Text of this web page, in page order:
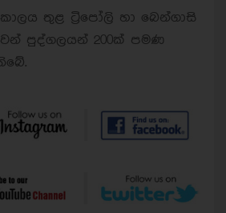
තුළ ට්‍රිපෝලි හා බෙන්ගාසි
පුද්ගලයන් 200ක් පමණ